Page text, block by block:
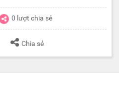
0 lượt chia sẻ
Chia sẻ